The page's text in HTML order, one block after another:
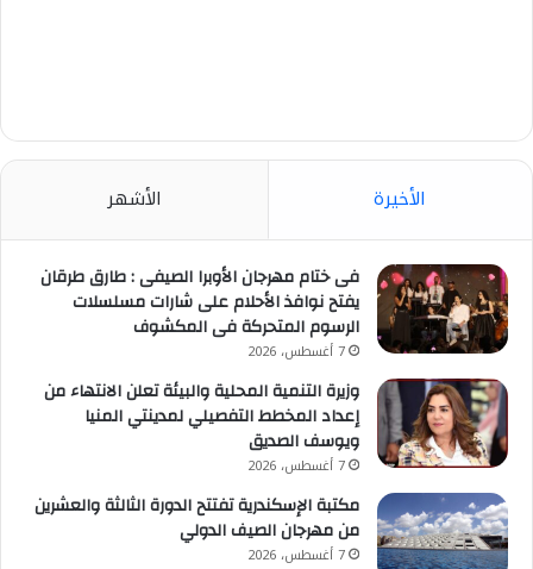
الأخيرة الأشهر
فى ختام مهرجان الأوبرا الصيفى : طارق طرقان
يفتح نوافذ الأحلام على شارات مسلسلات
الرسوم المتحركة فى المكشوف
7 أغسطس، 2026
وزيرة التنمية المحلية والبيئة تعلن الانتهاء من
إعداد المخطط التفصيلي لمدينتي المنيا
ويوسف الصديق
7 أغسطس، 2026
مكتبة الإسكندرية تفتتح الدورة الثالثة والعشرين
من مهرجان الصيف الدولي
7 أغسطس، 2026